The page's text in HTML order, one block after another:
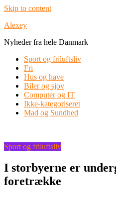
Skip to content
Alexey
Nyheder fra hele Danmark
Sport og friluftsliv
Fri
Hus og have
Biler og sjov
Computer og IT
Ikke-kategoriseret
Mad og Sundhed
Sport og friluftsliv
I storbyerne er
foretrække